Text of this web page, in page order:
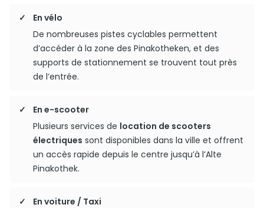
En vélo
De nombreuses pistes cyclables permettent
d’accéder à la zone des Pinakotheken, et des
supports de stationnement se trouvent tout près
de l’entrée.
En e-scooter
Plusieurs services de location de scooters
électriques sont disponibles dans la ville et offrent
un accès rapide depuis le centre jusqu’à l’Alte
Pinakothek.
En voiture / Taxi